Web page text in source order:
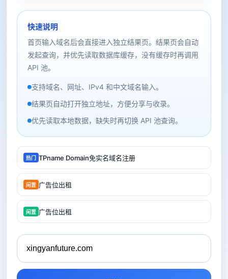
快速说明
首页输入域名后会直接进入独立结果页。结果页会自动
发起查询，并优先读取数据库缓存，没有缓存时再调用
API 池。
支持域名、网址、IPv4 和中文域名输入。
结果页自动打开独立地址，方便分享与收录。
优先读取本地数据，缺失时再切换 API 池查询。
热门 TPname Domain免实名域名注册
闲置 广告位出租
闲置 广告位出租